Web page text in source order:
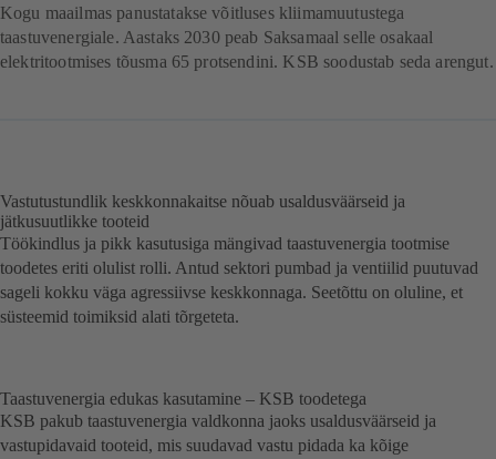
Kogu maailmas panustatakse võitluses kliimamuutustega
taastuvenergiale. Aastaks 2030 peab Saksamaal selle osakaal
elektritootmises tõusma 65 protsendini. KSB soodustab seda arengut.
Vastutustundlik keskkonnakaitse nõuab usaldusväärseid ja
jätkusuutlikke tooteid
Töökindlus ja pikk kasutusiga mängivad taastuvenergia tootmise
toodetes eriti olulist rolli. Antud sektori pumbad ja ventiilid puutuvad
sageli kokku väga agressiivse keskkonnaga. Seetõttu on oluline, et
süsteemid toimiksid alati tõrgeteta.
Taastuvenergia edukas kasutamine – KSB toodetega
KSB pakub taastuvenergia valdkonna jaoks usaldusväärseid ja
vastupidavaid tooteid, mis suudavad vastu pidada ka kõige